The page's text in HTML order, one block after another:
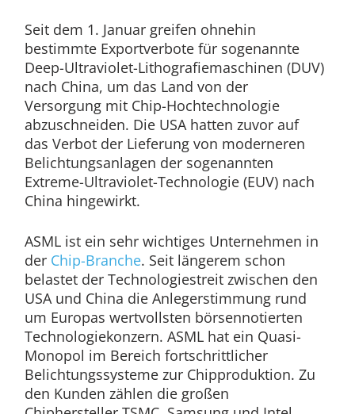
Seit dem 1. Januar greifen ohnehin
bestimmte Exportverbote für sogenannte
Deep-Ultraviolet-Lithografiemaschinen (DUV)
nach China, um das Land von der
Versorgung mit Chip-Hochtechnologie
abzuschneiden. Die USA hatten zuvor auf
das Verbot der Lieferung von moderneren
Belichtungsanlagen der sogenannten
Extreme-Ultraviolet-Technologie (EUV) nach
China hingewirkt.
ASML ist ein sehr wichtiges Unternehmen in
der Chip-Branche. Seit längerem schon
belastet der Technologiestreit zwischen den
USA und China die Anlegerstimmung rund
um Europas wertvollsten börsennotierten
Technologiekonzern. ASML hat ein Quasi-
Monopol im Bereich fortschrittlicher
Belichtungssysteme zur Chipproduktion. Zu
den Kunden zählen die großen